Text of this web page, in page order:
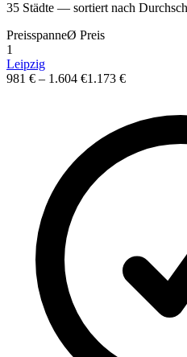
35 Städte — sortiert nach
PreisspanneØ Preis
1
Leipzig
981 € – 1.604 €1.173 €